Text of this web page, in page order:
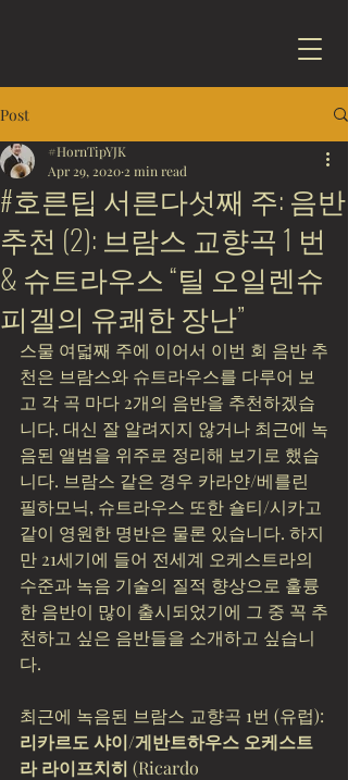
Post
#호른팁 서른다섯째 주: 음반
추천 (2): 브람스 교향곡 1 번
& 슈트라우스 “틸 오일렌슈
피겔의 유쾌한 장난”
#HornTipYJK
Apr 29, 2020 2 min read
스물 여덟째 주에 이어서 이번 회 음반 추
천은 브람스와 슈트라우스를 다루어 보
고 각 곡 마다 2개의 음반을 추천하겠습
니다. 대신 잘 알려지지 않거나 최근에 녹
음된 앨범을 위주로 정리해 보기로 했습
니다. 브람스 같은 경우 카라얀/베를린
필하모닉, 슈트라우스 또한 숄티/시카고
같이 영원한 명반은 물론 있습니다. 하지
만 21세기에 들어 전세계 오케스트라의
수준과 녹음 기술의 질적 향상으로 훌륭
한 음반이 많이 출시되었기에 그 중 꼭 추
천하고 싶은 음반들을 소개하고 싶습니
다.
최근에 녹음된 브람스 교향곡 1번 (유럽):
리카르도 샤이/게반트하우스 오케스트
라 라이프치히 (Ricardo